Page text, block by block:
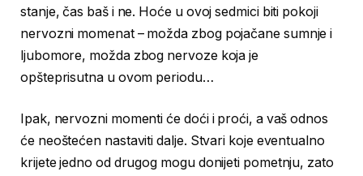
stanje, čas baš i ne. Hoće u ovoj sedmici biti pokoji
nervozni momenat – možda zbog pojačane sumnje i
ljubomore, možda zbog nervoze koja je
opšteprisutna u ovom periodu…
Ipak, nervozni momenti će doći i proći, a vaš odnos
će neoštećen nastaviti dalje. Stvari koje eventualno
krijete jedno od drugog mogu donijeti pometnju, zato